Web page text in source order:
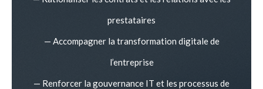
prestataires
— Accompagner la transformation digitale de
l’entreprise
— Renforcer la gouvernance IT et les processus de